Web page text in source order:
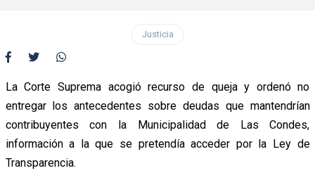
Justicia
La Corte Suprema acogió recurso de queja y ordenó no
entregar los antecedentes sobre deudas que mantendrían
contribuyentes con la Municipalidad de Las Condes,
información a la que se pretendía acceder por la Ley de
Transparencia.